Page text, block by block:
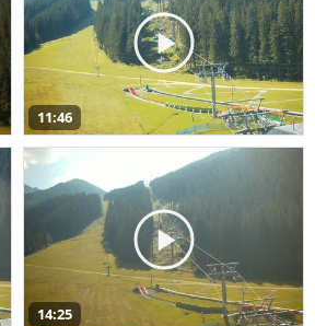
11:46
14:25